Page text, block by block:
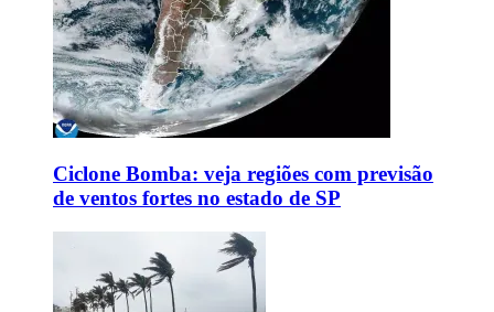
Ciclone Bomba: veja regiões com previsão
de ventos fortes no estado de SP